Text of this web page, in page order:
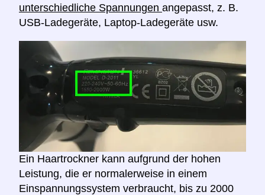
unterschiedliche Spannungen angepasst, z. B.
USB-Ladegeräte, Laptop-Ladegeräte usw.
Ein Haartrockner kann aufgrund der hohen
Leistung, die er normalerweise in einem
Einspannungssystem verbraucht, bis zu 2000